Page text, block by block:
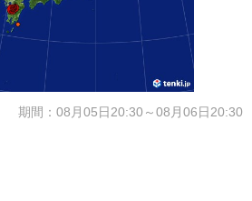
期間：08月05日20:30～08月06日20:30